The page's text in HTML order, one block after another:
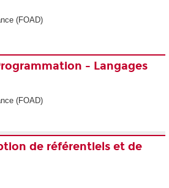
(FOAD)
- Langages
(FOAD)
de référentiels et de